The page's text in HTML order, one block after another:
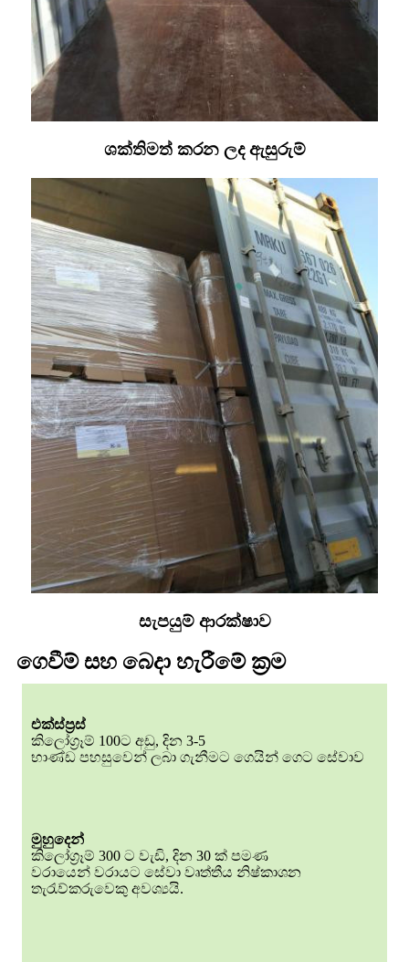
ශක්තිමත් කරන ලද ඇසුරුම්
සැපයුම් ආරක්ෂාව
ගෙවීම් සහ බෙදා හැරීමේ ක්‍රම
එක්ස්ප්‍රස්
කිලෝග්‍රෑම් 100ට අඩු, දින 3-5
භාණ්ඩ පහසුවෙන් ලබා ගැනීමට ගෙයින් ගෙට සේවාව
මුහුදෙන්
කිලෝග්‍රෑම් 300 ට වැඩි, දින 30 ක් පමණ
වරායෙන් වරායට සේවා වෘත්තීය නිෂ්කාශන
තැරැව්කරුවෙකු අවශ්‍යයි.